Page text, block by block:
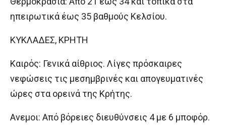
ηπειρωτικά έως 35 βαθμούς Κελσίου.
ΚΥΚΛΑΔΕΣ, ΚΡΗΤΗ
Καιρός: Γενικά αίθριος. Λίγες πρόσκαιρες
νεφώσεις τις μεσημβρινές και απογευματινές
ώρες στα ορεινά της Κρήτης.
Ανεμοι: Από βόρειες διευθύνσεις 4 με 6 μποφόρ.